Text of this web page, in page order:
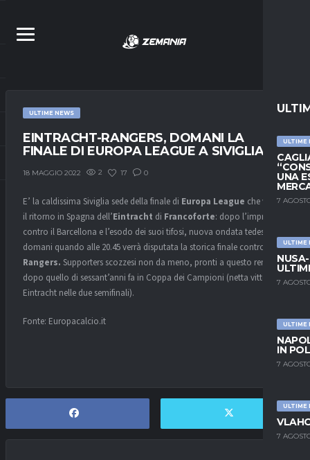
ULTIME
UNA
7
ULTIME
7
ULTIME
IN
7
ULTIME
7
ULTIME NEWS
EINTRACHT-RANGERS, DOMANI LA
FINALE DI EUROPA LEAGUE A SIVIGLIA
18 MAGGIO 2022 2 17 0
E’ la caldissima Siviglia sede della finale di Europa League che vedrà
il ritorno in Spagna dell’Eintracht di Francoforte: dopo l’impresa
contro il Barcellona e l’esodo dei suoi tifosi, nuova ondata tedesca per
domani quando alle 20.45 verrà disputata la storica finale contro i
Rangers. Supporters scozzesi non da meno, pronti a questo rematch
dopo quello di sessant’anni fa in Coppa dei Campioni (netta vittoria
Eintracht nelle due semifinali).
Fonte: Europacalcio.it